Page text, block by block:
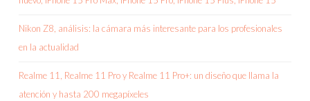
Nikon Z8, análisis: la cámara más interesante para los profesionales
en la actualidad
Realme 11, Realme 11 Pro y Realme 11 Pro+: un diseño que llama la
atención y hasta 200 megapíxeles